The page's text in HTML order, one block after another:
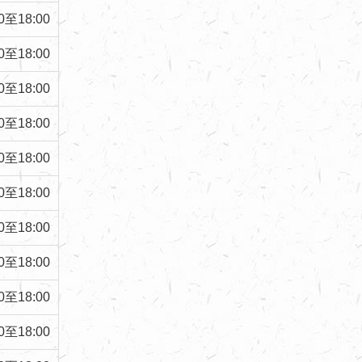
至18:00
至18:00
至18:00
至18:00
至18:00
至18:00
至18:00
至18:00
至18:00
至18:00